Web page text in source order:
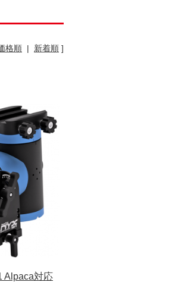
格順 | 新着順 ]
Alpaca対応